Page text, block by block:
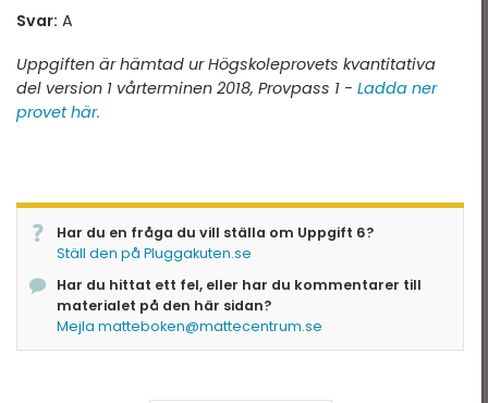
Svar: A
Uppgiften är hämtad ur Högskoleprovets kvantitativa
del version 1 vårterminen 2018, Provpass 1 - Ladda ner
provet här.
Har du en fråga du vill ställa om Uppgift 6?
Ställ den på Pluggakuten.se
Har du hittat ett fel, eller har du kommentarer till
materialet på den här sidan?
Mejla matteboken@mattecentrum.se